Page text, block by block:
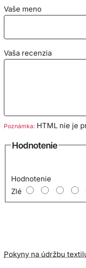
Vaše meno
Vaša recenzia
Poznámka: HTML nie je
Hodnotenie
Hodnotenie
Zlé
Pokyny na údržbu